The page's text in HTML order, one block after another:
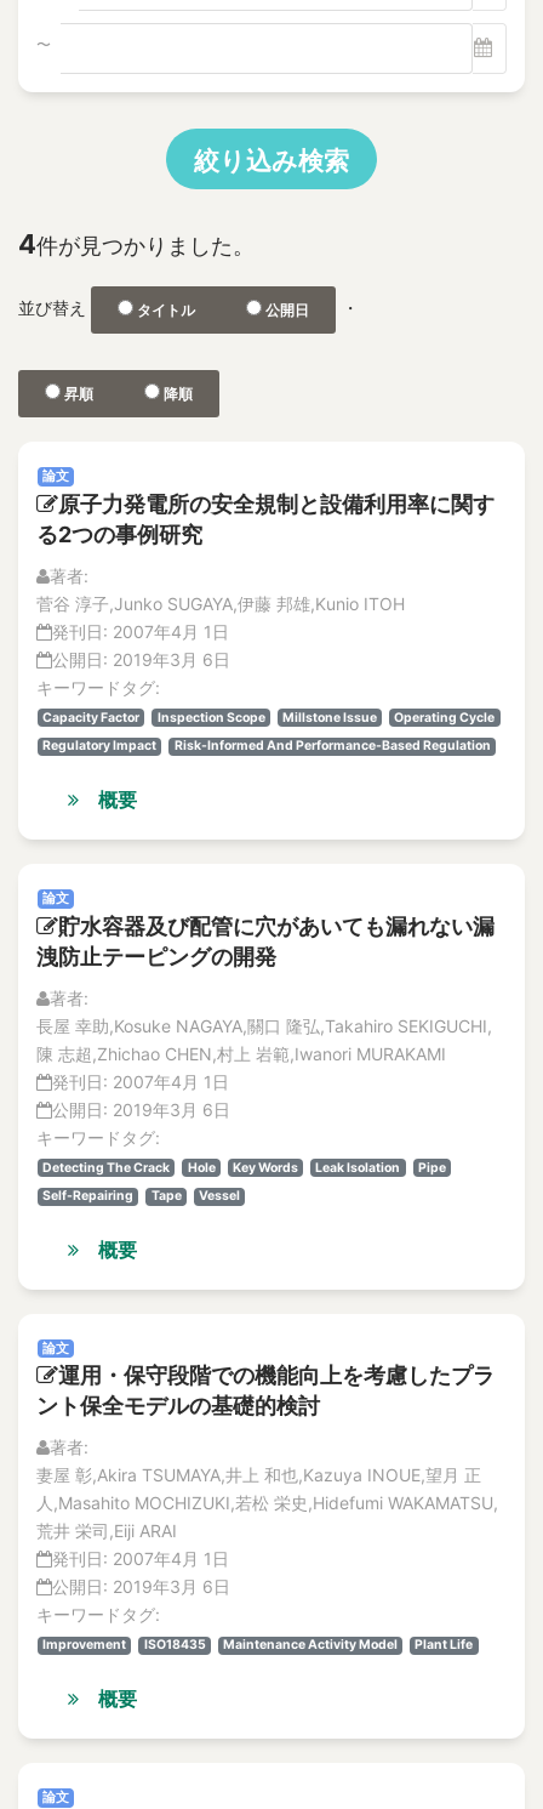
逆浸透膜
"Foaming Prediction AI System
3-D depth acquisition
304SS 316LSS Austenitic Steel
360-degree camera
3D nonlinear FEM
3D photographic measurement
3D shape test object
3DAP
a concrete wall
A through hole for passing piping
A-FNS
Abnormal Behavior of Plant Parameters
Abnormal heat
Abnormal phenomena
abnormal situation
Abnormality diagnosis
above the ceiling
Absolute Risk Achievement Worth
ABWR
ac
ac excitation
AC magnetization method
AC/DC motors
academic-industry partnership
Acceleration
Acceleration of irradiation embrittlement
Acceleration sensor
Accept Risks in Natural Disaster
Acceptable Crack
Acceptance criteria
accessibility
accident
Accident
accident compensation
Accident Management
accident management
Vol.22
No.3
特集記事
解説記事
No.1
No.2
論文
Vol.21
論文
解説記事
論文
解説記事
特集記事
No.1
論文
特集記事
Vol.20
No. 3
論文
特集記事
No. 2
論文
解説記事
特集記事
No.1
論文
解説記事
特集記事
No.4
特集記事
No.3
特集記事
解説記事
No.1
特集記事
解説記事
論文
Vol.18
〜
絞り込み検索
4件が見つかりました。
並び替え タイトル 公開日 ・
昇順 降順
論文
原子力発電所の安全規制と設備利用率に関す
る2つの事例研究
著者:
菅谷 淳子,Junko SUGAYA,伊藤 邦雄,Kunio ITOH
発刊日: 2007年4月 1日
公開日: 2019年3月 6日
キーワードタグ:
Capacity Factor Inspection Scope Millstone Issue
Operating Cycle
Regulatory Impact
Risk-Informed And Performance-Based Regulation
概要
論文
貯水容器及び配管に穴があいても漏れない漏
洩防止テーピングの開発
著者:
長屋 幸助,Kosuke NAGAYA,關口 隆弘,Takahiro SEKIGUCHI,
陳 志超,Zhichao CHEN,村上 岩範,Iwanori MURAKAMI
発刊日: 2007年4月 1日
公開日: 2019年3月 6日
キーワードタグ:
Detecting The Crack Hole Key Words Leak Isolation
Pipe
Self-Repairing
Tape Vessel
概要
論文
運用・保守段階での機能向上を考慮したプラ
ント保全モデルの基礎的検討
著者:
妻屋 彰,Akira TSUMAYA,井上 和也,Kazuya INOUE,望月 正
人,Masahito MOCHIZUKI,若松 栄史,Hidefumi WAKAMATSU,
荒井 栄司,Eiji ARAI
発刊日: 2007年4月 1日
公開日: 2019年3月 6日
キーワードタグ:
Improvement ISO18435 Maintenance Activity Model Plant Life
概要
論文